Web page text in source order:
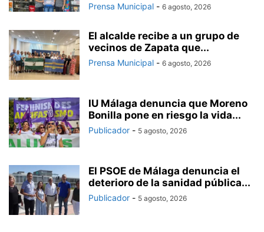
Prensa Municipal - 6 agosto, 2026
El alcalde recibe a un grupo de
vecinos de Zapata que...
Prensa Municipal - 6 agosto, 2026
IU Málaga denuncia que Moreno
Bonilla pone en riesgo la vida...
Publicador - 5 agosto, 2026
El PSOE de Málaga denuncia el
deterioro de la sanidad pública...
Publicador - 5 agosto, 2026